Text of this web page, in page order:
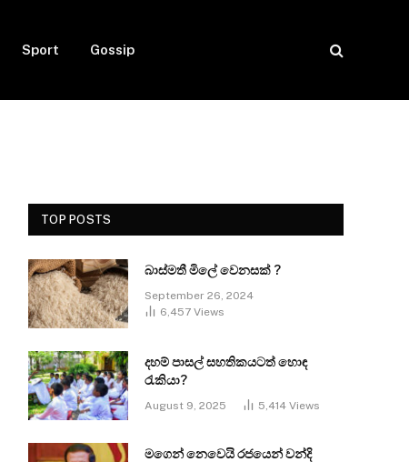
Sport Gossip
TOP POSTS
බාස්මතී මිලේ වෙනසක් ?
September 26, 2024
6,457 Views
දහම් පාසල් සහතිකයටත් හොඳ
රැකියා?
August 9, 2025 5,414 Views
මගෙන් නෙවෙයි රජයෙන් වන්දි